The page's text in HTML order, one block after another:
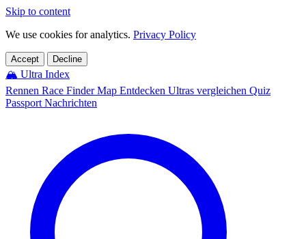
Skip to content
We use cookies for analytics. Privacy Policy
Accept Decline
🏔️ Ultra Index
Rennen Race FinderMap Entdecken Ultras vergleichen Quiz
Passport Nachrichten